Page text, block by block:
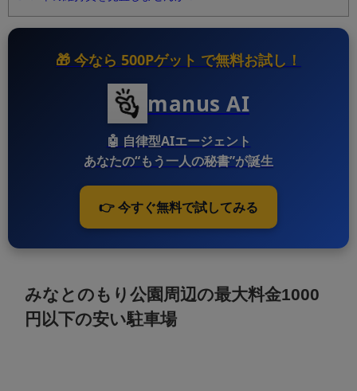
🎁 今なら 500Pゲット で無料お試し！
manus AI
🤖 自律型AIエージェント
あなたの“もう一人の秘書”が誕生
👉 今すぐ無料で試してみる
みなとのもり公園周辺の最大料金1000
円以下の安い駐車場